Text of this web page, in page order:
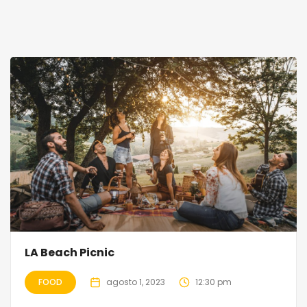
LA Beach Picnic
FOOD agosto 1, 2023 12:30 pm